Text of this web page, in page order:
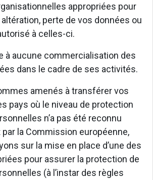
appropriées pour
perte de vos données ou
à celles-ci.
à aucune commercialisation des
dans le cadre de ses activités.
amenés à transférer vos
pays où le niveau de protection
n’a pas été reconnu
la Commission européenne,
sur la mise en place d’une des
pour assurer la protection de
(à l’instar des règles